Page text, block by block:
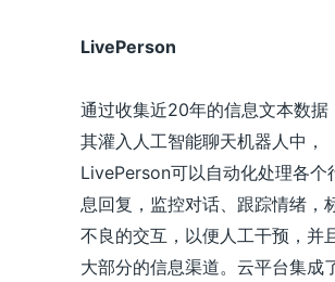
LivePerson
通过收集近20年的信息文本数据
其灌入人工智能聊天机器人中，
LivePerson可以自动化处理各个
息回复，监控对话、跟踪情绪，
不良的交互，以便人工干预，并
大部分的信息渠道。云平台集成